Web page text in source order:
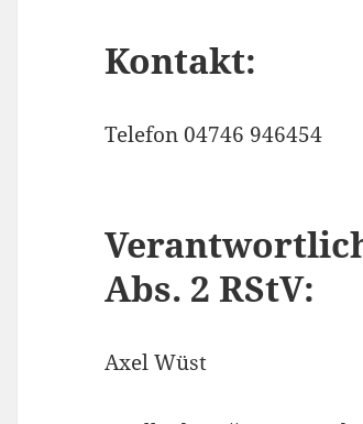
Kontakt:
Telefon 04746 946454
Abs. 2 RStV:
Axel Wüst